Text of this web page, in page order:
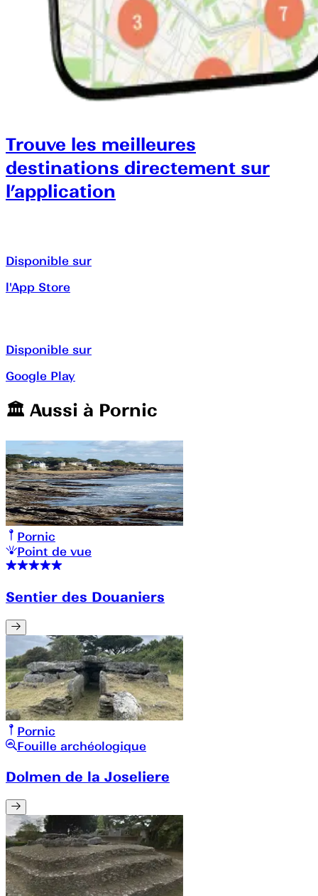
Trouve les meilleures
destinations directement sur
l’application
Disponible sur
l'App Store
Disponible sur
Google Play
🏛️️ Aussi à Pornic
Pornic
Point de vue
Sentier des Douaniers
Pornic
Fouille archéologique
Dolmen de la Joseliere